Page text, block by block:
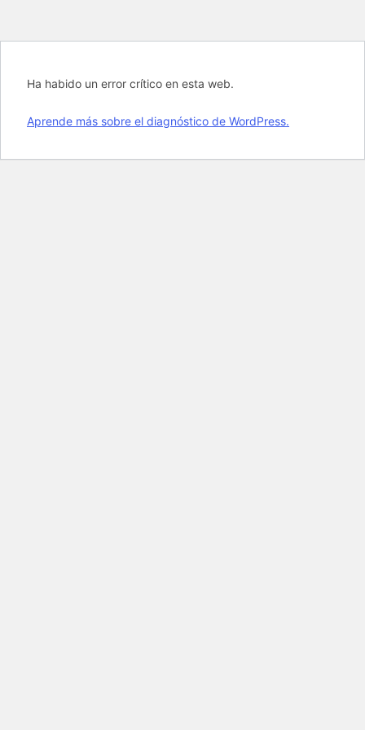
Ha habido un error crítico en esta web.
Aprende más sobre el diagnóstico de WordPress.